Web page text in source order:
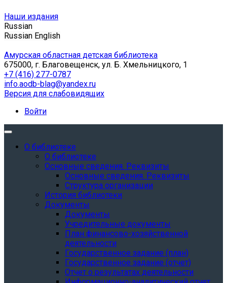
Наши издания
Russian
Russian English
Амурская областная детская библиотека
675000, г. Благовещенск, ул. Б. Хмельницкого, 1
+7 (416) 277-0787
info.aodb-blag@yandex.ru
Версия для слабовидящих
Войти
О библиотеке
О библиотеке
Основные сведения. Реквизиты
Основные сведения. Реквизиты
Структура организации
История библиотеки
Документы
Документы
Учредительные документы
План финансово-хозяйственной
деятельности
Государственное задание (план)
Государственное задание (отчет)
Отчет о результатах деятельности